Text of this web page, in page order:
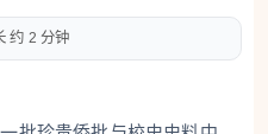
约 2 分钟